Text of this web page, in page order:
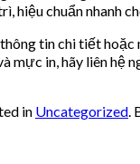
hiệu chuẩn nhanh
tin chi tiết
mực in, hãy liên hệ
in Uncategorized.